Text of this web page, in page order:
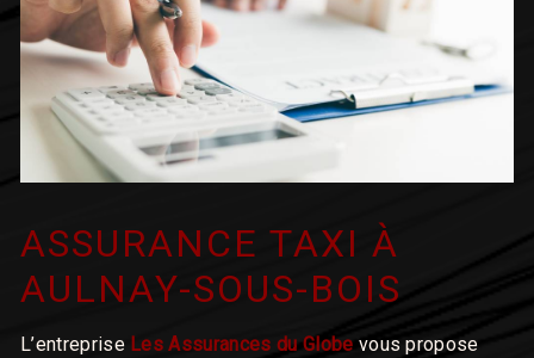
ASSURANCE TAXI À
AULNAY-SOUS-BOIS
L’entreprise Les Assurances du Globe vous propose